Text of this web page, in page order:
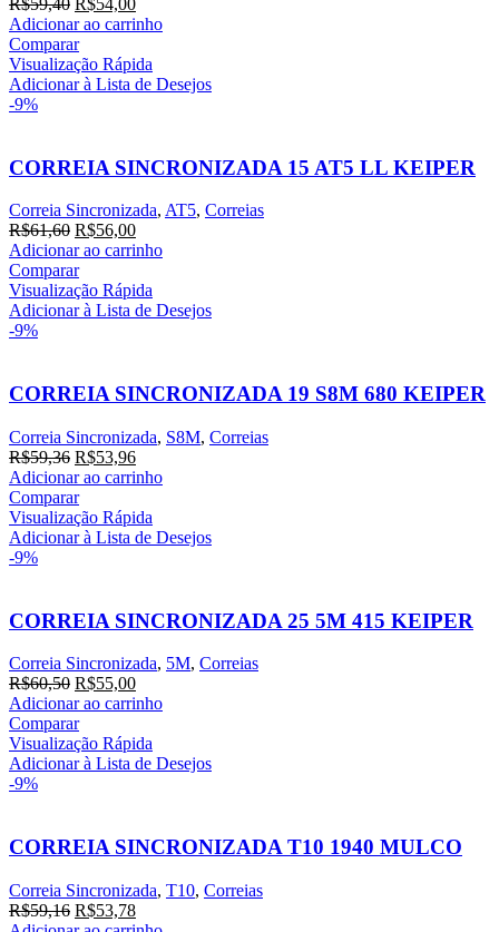
R$59,40
preço
original
era:
R$59,40.
R$54,00
preço
é:
R$54,00.
Adicionar ao carrinho
Comparar
Visualização Rápida
Adicionar à Lista de Desejos
-9%
CORREIA SINCRONIZADA 15 AT5 LL KEIPER
Correia Sincronizada, AT5, Correias
R$61,60 O
preço
original
era:
R$61,60.
R$56,00O
preço
é:
R$56,00.
Adicionar ao carrinho
Comparar
Visualização Rápida
Adicionar à Lista de Desejos
-9%
CORREIA SINCRONIZADA 19 S8M 680 KEIPER
Correia Sincronizada, S8M, Correias
R$59,36 O
preço
original
era:
R$59,36.
R$53,96O
preço
é:
R$53,96.
Adicionar ao carrinho
Comparar
Visualização Rápida
Adicionar à Lista de Desejos
-9%
CORREIA SINCRONIZADA 25 5M 415 KEIPER
Correia Sincronizada, 5M, Correias
R$60,50 O
preço
original
era:
R$60,50.
R$55,00O
preço
é:
R$55,00.
Adicionar ao carrinho
Comparar
Visualização Rápida
Adicionar à Lista de Desejos
-9%
CORREIA SINCRONIZADA T10 1940 MULCO
Correia Sincronizada, T10, Correias
R$59,16 O
R$53,78O